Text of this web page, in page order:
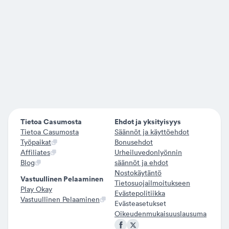
Tietoa Casumosta
Tietoa Casumosta
Työpaikat
Affiliates
Blog
Vastuullinen Pelaaminen
Play Okay
Vastuullinen Pelaaminen
Ehdot ja yksityisyys
Säännöt ja käyttöehdot
Bonusehdot
Urheiluvedonlyönnin
säännöt ja ehdot
Nostokäytäntö
Tietosuojailmoitukseen
Evästepolitiikka
Evästeasetukset
Oikeudenmukaisuuslausuma